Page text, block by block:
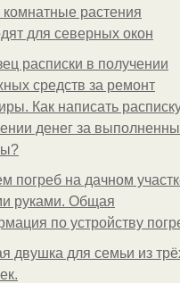
комнатные растения
для северных окон
расписки в получении
средств за ремонт
Как написать
денег за
погреб на дачном
руками. Общая
по устройству
двушка для семьи из